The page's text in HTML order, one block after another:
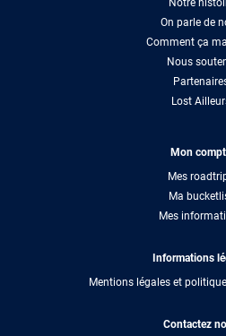
Notre
On parle de
Comment ça
Nous
Lost
Mon
Mes
Ma
Mes
Informations
Mentions légales et
Contactez